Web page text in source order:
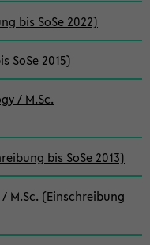
bis SoSe 2022)
SoSe 2015)
/ M.Sc.
bis SoSe 2013)
M.Sc. (Einschreibung